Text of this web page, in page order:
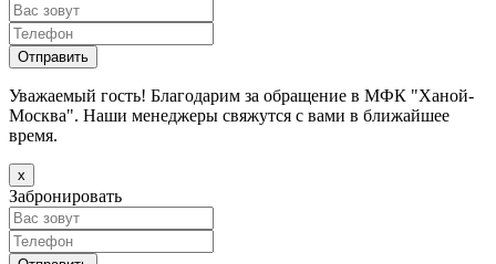
Уважаемый гость! Благодарим за обращение в МФК "Ханой-
Москва". Наши менеджеры свяжутся с вами в ближайшее
время.
х
Забронировать